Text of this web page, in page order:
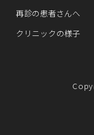
再診の患者さんへ
クリニックの様子